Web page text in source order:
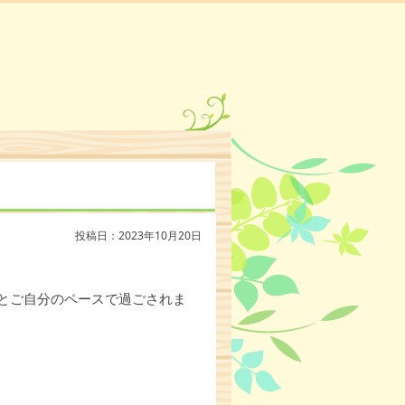
投稿日：2023年10月20日
ご自分のペースで過ごされま